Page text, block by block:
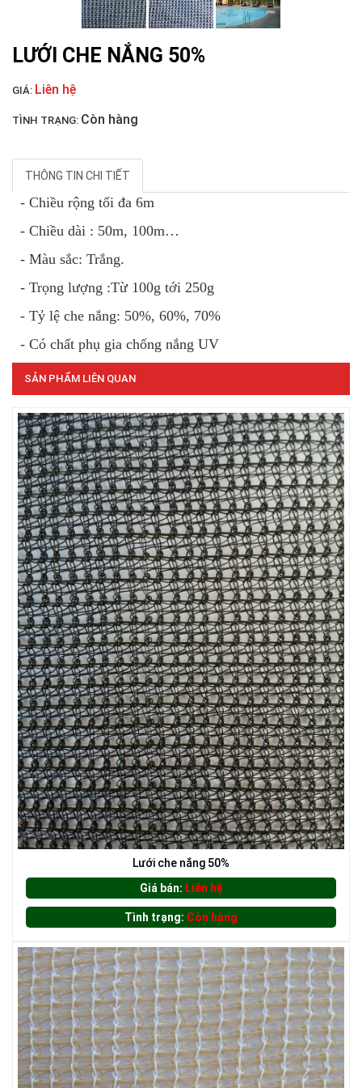
LƯỚI NUÔI TRỒNG HẢI SẢN
LƯỚI CHẮN GIÓ
LƯỚI CHẮN CÔN TRÙNG
LƯỚI CHẮN CÔN TRÙNG
LƯỚI CHE NẮNG 50%
GIÁ: Liên hệ
TÌNH TRẠNG: Còn hàng
THÔNG TIN CHI TIẾT
- Chiều rộng tối đa 6m
- Chiều dài : 50m, 100m…
- Màu sắc: Trắng.
- Trọng lượng :Từ 100g tới 250g
- Tỷ lệ che nắng: 50%, 60%, 70%
- Có chất phụ gia chống nắng UV
SẢN PHẨM LIÊN QUAN
Lưới che nắng 50%
Giá bán: Liên hệ
Tình trạng: Còn hàng